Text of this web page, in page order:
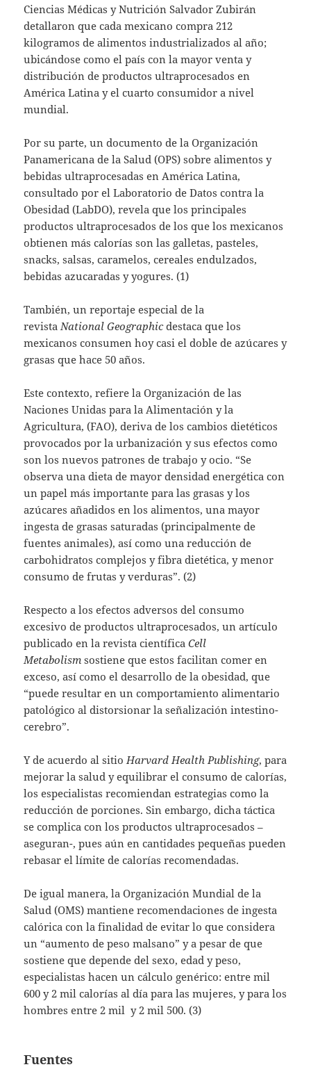
Ciencias Médicas y Nutrición Salvador Zubirán
detallaron que cada mexicano compra 212
kilogramos de alimentos industrializados al año;
ubicándose como el país con la mayor venta y
distribución de productos ultraprocesados en
América Latina y el cuarto consumidor a nivel
mundial.
Por su parte, un documento de la Organización
Panamericana de la Salud (OPS) sobre alimentos y
bebidas ultraprocesadas en América Latina,
consultado por el Laboratorio de Datos contra la
Obesidad (LabDO), revela que los principales
productos ultraprocesados de los que los mexicanos
obtienen más calorías son las galletas, pasteles,
snacks, salsas, caramelos, cereales endulzados,
bebidas azucaradas y yogures. (1)
También, un reportaje especial de la
revista National Geographicdestaca que los
mexicanos consumen hoy casi el doble de azúcares y
grasas que hace 50 años.
Este contexto, refiere la Organización de las
Naciones Unidas para la Alimentación y la
Agricultura, (FAO), deriva de los cambios dietéticos
provocados por la urbanización y sus efectos como
son los nuevos patrones de trabajo y ocio. “Se
observa una dieta de mayor densidad energética con
un papel más importante para las grasas y los
azúcares añadidos en los alimentos, una mayor
ingesta de grasas saturadas (principalmente de
fuentes animales), así como una reducción de
carbohidratos complejos y fibra dietética, y menor
consumo de frutas y verduras”. (2)
Respecto a los efectos adversos del consumo
excesivo de productos ultraprocesados, un artículo
publicado en la revista científicaCell
Metabolism sostiene que estos facilitan comer en
exceso, así como el desarrollo de la obesidad, que
“puede resultar en un comportamiento alimentario
patológico al ​​distorsionar la señalización intestino-
cerebro”.
Y de acuerdo al sitio Harvard Health Publishing, para
mejorar la salud y equilibrar el consumo de calorías,
los especialistas recomiendan estrategias como la
reducción de porciones. Sin embargo, dicha táctica
se complica con los productos ultraprocesados –
aseguran-, pues aún en cantidades pequeñas pueden
rebasar el límite de calorías recomendadas.
De igual manera, la Organización Mundial de la
Salud (OMS) mantiene recomendaciones de ingesta
calórica con la finalidad de evitar lo que considera
un “aumento de peso malsano” y a pesar de que
sostiene que depende del sexo, edad y peso,
especialistas hacen un cálculo genérico: entre mil
600 y 2 mil calorías al día para las mujeres, y para los
hombres entre 2 mil y 2 mil 500. (3)
Fuentes